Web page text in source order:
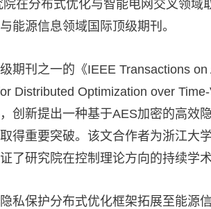
在分布式优化与智能电网交叉领
能源信息领域国际顶级期刊。
期刊之一的《IEEE Transactions
Distributed Optimization over
创新提出一种基于AES加密的高
得重要突破。该文合作者为浙江大
了研究院在控制理论方向的持续学术
私保护分布式优化框架拓展至能源